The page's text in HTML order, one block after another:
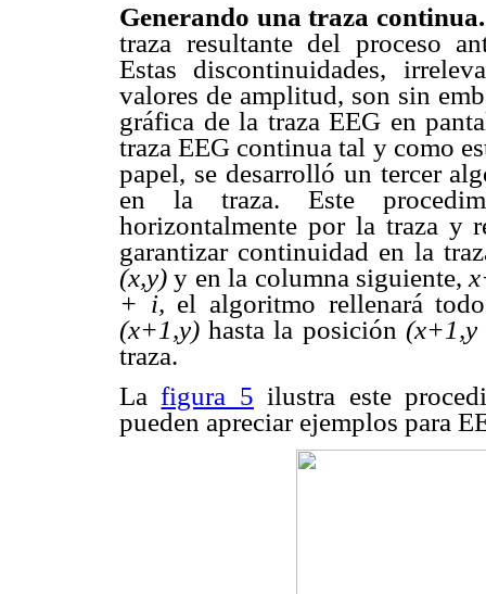
Generando una traza continua.
traza resultante del proceso
Estas discontinuidades,
valores de amplitud, son sin
gráfica de la traza EEG en
traza EEG continua tal y como
papel, se desarrolló un tercer
en la traza. Este
horizontalmente por la traza y
garantizar continuidad en la
(x,y) y en la columna siguiente,
+ i, el algoritmo rellenará
(x+1,y) hasta la posición
traza.
Lafigura 5 ilustra este
pueden apreciar ejemplos para